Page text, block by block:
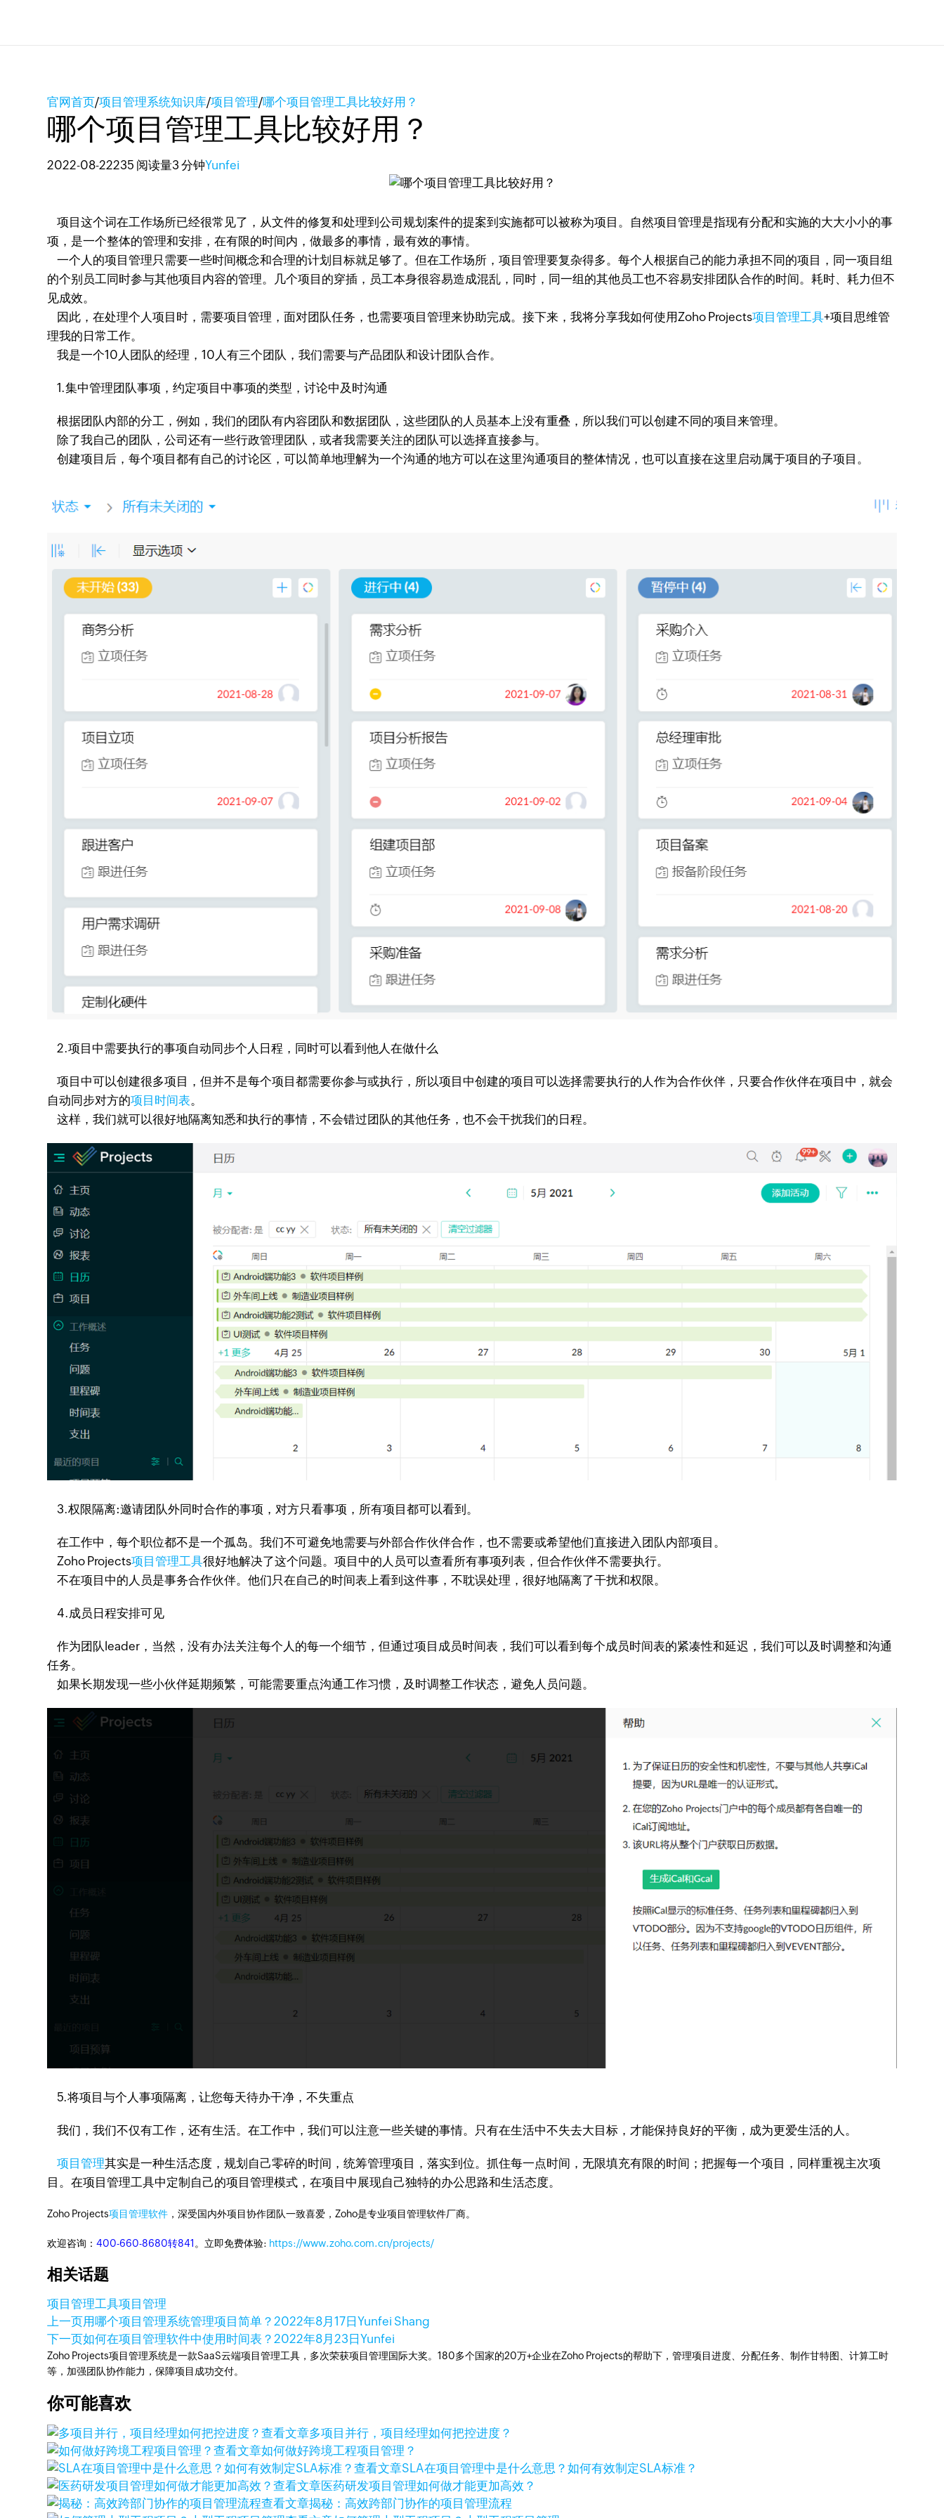
官网首页/项目管理系统知识库/项目管理/哪个项目管理工具比较好用？
哪个项目管理工具比较好用？
2022-08-22235 阅读量3 分钟Yunfei
项目这个词在工作场所已经很常见了，从文件的修复和处理到公司规划案件的提案到实施都可以被称为项目。自然项目管理是指现有分配和实施的大大小小的事
项，是一个整体的管理和安排，在有限的时间内，做最多的事情，最有效的事情。
一个人的项目管理只需要一些时间概念和合理的计划目标就足够了。但在工作场所，项目管理要复杂得多。每个人根据自己的能力承担不同的项目，同一项目组
的个别员工同时参与其他项目内容的管理。几个项目的穿插，员工本身很容易造成混乱，同时，同一组的其他员工也不容易安排团队合作的时间。耗时、耗力但不
见成效。
因此，在处理个人项目时，需要项目管理，面对团队任务，也需要项目管理来协助完成。接下来，我将分享我如何使用Zoho Projects项目管理工具+项目思维管
理我的日常工作。
我是一个10人团队的经理，10人有三个团队，我们需要与产品团队和设计团队合作。
1.集中管理团队事项，约定项目中事项的类型，讨论中及时沟通
根据团队内部的分工，例如，我们的团队有内容团队和数据团队，这些团队的人员基本上没有重叠，所以我们可以创建不同的项目来管理。
除了我自己的团队，公司还有一些行政管理团队，或者我需要关注的团队可以选择直接参与。
创建项目后，每个项目都有自己的讨论区，可以简单地理解为一个沟通的地方可以在这里沟通项目的整体情况，也可以直接在这里启动属于项目的子项目。
2.项目中需要执行的事项自动同步个人日程，同时可以看到他人在做什么
项目中可以创建很多项目，但并不是每个项目都需要你参与或执行，所以项目中创建的项目可以选择需要执行的人作为合作伙伴，只要合作伙伴在项目中，就会
自动同步对方的项目时间表。
这样，我们就可以很好地隔离知悉和执行的事情，不会错过团队的其他任务，也不会干扰我们的日程。
3.权限隔离:邀请团队外同时合作的事项，对方只看事项，所有项目都可以看到。
在工作中，每个职位都不是一个孤岛。我们不可避免地需要与外部合作伙伴合作，也不需要或希望他们直接进入团队内部项目。
Zoho Projects项目管理工具很好地解决了这个问题。项目中的人员可以查看所有事项列表，但合作伙伴不需要执行。
不在项目中的人员是事务合作伙伴。他们只在自己的时间表上看到这件事，不耽误处理，很好地隔离了干扰和权限。
4.成员日程安排可见
作为团队leader，当然，没有办法关注每个人的每一个细节，但通过项目成员时间表，我们可以看到每个成员时间表的紧凑性和延迟，我们可以及时调整和沟通
任务。
如果长期发现一些小伙伴延期频繁，可能需要重点沟通工作习惯，及时调整工作状态，避免人员问题。
5.将项目与个人事项隔离，让您每天待办干净，不失重点
我们，我们不仅有工作，还有生活。在工作中，我们可以注意一些关键的事情。只有在生活中不失去大目标，才能保持良好的平衡，成为更爱生活的人。
项目管理其实是一种生活态度，规划自己零碎的时间，统筹管理项目，落实到位。抓住每一点时间，无限填充有限的时间；把握每一个项目，同样重视主次项
目。在项目管理工具中定制自己的项目管理模式，在项目中展现自己独特的办公思路和生活态度。
Zoho Projects项目管理软件 ，深受国内外项目协作团队一致喜爱，Zoho是专业项目管理软件厂商。
欢迎咨询：400-660-8680转841 。立即免费体验: https://www.zoho.com.cn/projects/
相关话题
项目管理工具项目管理
上一页用哪个项目管理系统管理项目简单？ 2022年8月17日Yunfei Shang
下一页如何在项目管理软件中使用时间表？ 2022年8月23日Yunfei
Zoho Projects项目管理系统是一款SaaS云端项目管理工具，多次荣获项目管理国际大奖。180多个国家的20万+企业在Zoho Projects的帮助下，管理项目进度、分配任务、制作甘特图、计算工时
等，加强团队协作能力，保障项目成功交付。
你可能喜欢
查看文章多项目并行，项目经理如何把控进度？
查看文章如何做好跨境工程项目管理？
查看文章SLA在项目管理中是什么意思？如何有效制定SLA标准？
查看文章医药研发项目管理如何做才能更加高效？
查看文章揭秘：高效跨部门协作的项目管理流程